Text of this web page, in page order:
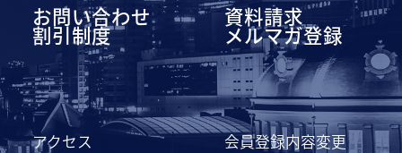
お問い合わせ 資料請求
割引制度 メルマガ登録
アクセス
会員登録内容変更